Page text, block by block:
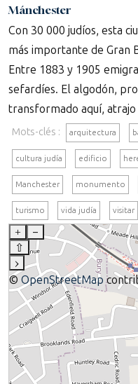
Mánchester
Con 30 000 judíos, esta
más importante de Gran
Entre 1883 y 1905
sefardíes. El algodón,
transformado aquí, atrajo
Mots-clés : arquitectura
cultura judía edificio
Manchester monumento
turismo vida judía visitar
+
–
⇧
›
© OpenStreetMap